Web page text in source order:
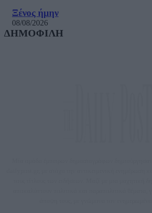
Ξένος ήμην
08/08/2026
ΔΗΜΟΦΙΛΗ